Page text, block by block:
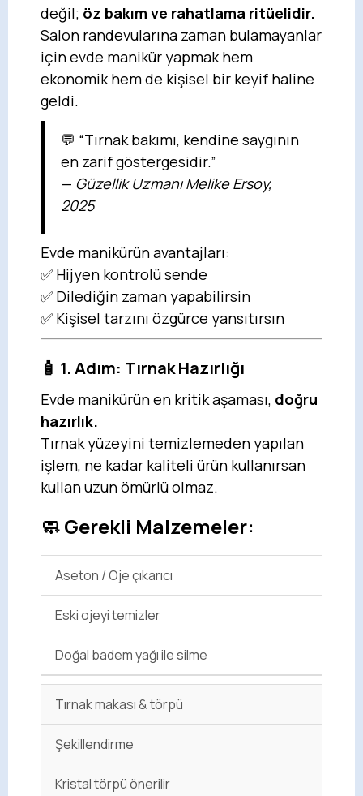
değil; öz bakım ve rahatlama ritüelidir.
Salon randevularına zaman bulamayanlar
için evde manikür yapmak hem
ekonomik hem de kişisel bir keyif haline
geldi.
💬 “Tırnak bakımı, kendine saygının
en zarif göstergesidir.”
— Güzellik Uzmanı Melike Ersoy,
2025
Evde manikürün avantajları:
✅ Hijyen kontrolü sende
✅ Dilediğin zaman yapabilirsin
✅ Kişisel tarzını özgürce yansıtırsın
🧴 1. Adım: Tırnak Hazırlığı
Evde manikürün en kritik aşaması, doğru
hazırlık.
Tırnak yüzeyini temizlemeden yapılan
işlem, ne kadar kaliteli ürün kullanırsan
kullan uzun ömürlü olmaz.
🧼 Gerekli Malzemeler:
Aseton / Oje çıkarıcı
Eski ojeyi temizler
Doğal badem yağı ile silme
Tırnak makası & törpü
Şekillendirme
Kristal törpü önerilir